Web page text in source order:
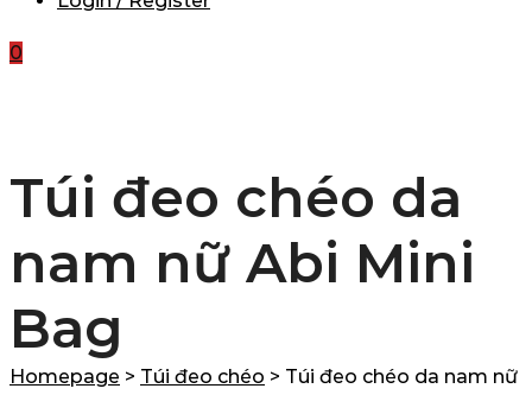
0
Túi đeo chéo da
nam nữ Abi Mini
Bag
Homepage > Túi đeo chéo > Túi đeo chéo da nam nữ